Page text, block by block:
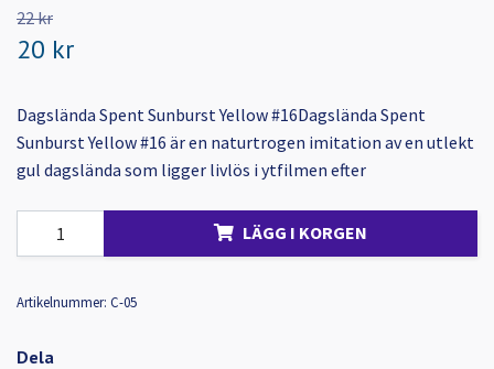
22 kr
20 kr
Dagslända Spent Sunburst Yellow #16Dagslända Spent
Sunburst Yellow #16 är en naturtrogen imitation av en utlekt
gul dagslända som ligger livlös i ytfilmen efter
LÄGG I KORGEN
Artikelnummer: C-05
Dela